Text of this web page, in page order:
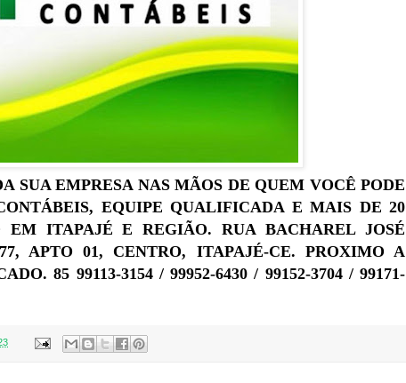
SUA EMPRESA NAS MÃOS DE QUEM VOCÊ PODE
EQUIPE QUALIFICADA E MAIS DE 20
EM ITAPAJÉ E REGIÃO.RUA BACHAREL JOSÉ
APTO 01, CENTRO, ITAPAJÉ-CE. PROXIMO A
85 99113-3154 / 99952-6430 / 99152-3704 / 99171-